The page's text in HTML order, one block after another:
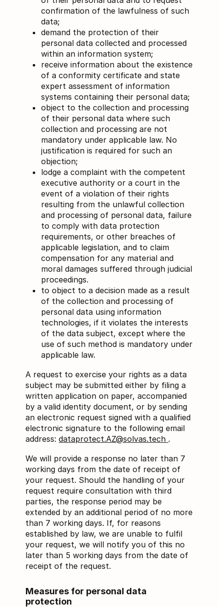
confirmation of the lawfulness of such
data;
demand the protection of their
personal data collected and processed
within an information system;
receive information about the existence
of a conformity certificate and state
expert assessment of information
systems containing their personal data;
object to the collection and processing
of their personal data where such
collection and processing are not
mandatory under applicable law. No
justification is required for such an
objection;
lodge a complaint with the competent
executive authority or a court in the
event of a violation of their rights
resulting from the unlawful collection
and processing of personal data, failure
to comply with data protection
requirements, or other breaches of
applicable legislation, and to claim
compensation for any material and
moral damages suffered through judicial
proceedings.
to object to a decision made as a result
of the collection and processing of
personal data using information
technologies, if it violates the interests
of the data subject, except where the
use of such method is mandatory under
applicable law.
A request to exercise your rights as a data
subject may be submitted either by filing a
written application on paper, accompanied
by a valid identity document, or by sending
an electronic request signed with a qualified
electronic signature to the following email
address:dataprotect.AZ@solvas.tech .
We will provide a response no later than 7
working days from the date of receipt of
your request. Should the handling of your
request require consultation with third
parties, the response period may be
extended by an additional period of no more
than 7 working days. If, for reasons
established by law, we are unable to fulfil
your request, we will notify you of this no
later than 5 working days from the date of
receipt of the request.
Measures for personal data
protection